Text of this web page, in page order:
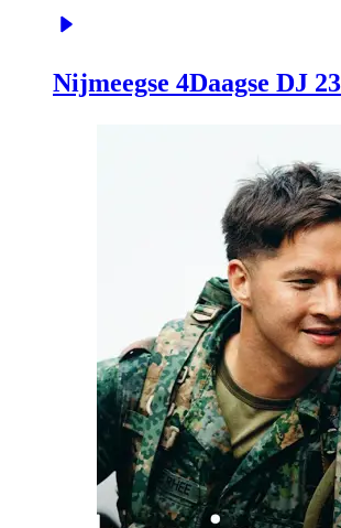
Nijmeegse 4Daagse DJ